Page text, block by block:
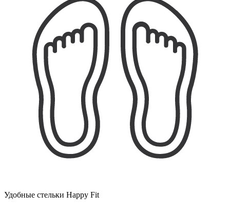
Удобные стельки Happy Fit